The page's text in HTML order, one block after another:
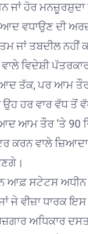
ਜਾਂ ਹੋਰ
ਵਧਾਉਣ ਦੀ
ਜਾਂ ਤਬਦੀਲ ਨਹੀਂ
ਵਿਦੇਸ਼ੀ
ਤੱਕ, ਪਰ ਆਮ ਤੌਰ
ਹਰ ਵਾਰ ਵੱਧ ਤੋਂ
ਆਮ ਤੌਰ ‘ਤੇ 90
ਵਾਲੇ
ਆਫ਼ ਸਟੇਟਸ
ਵੀਜ਼ਾ ਧਾਰਕ ਇਸ
ਅਧਿਕਾਰ